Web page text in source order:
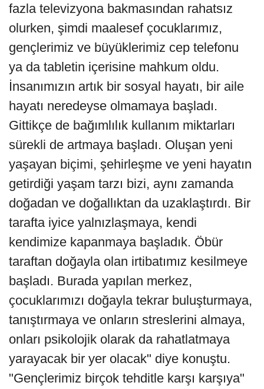
fazla televizyona bakmasından rahatsız
olurken, şimdi maalesef çocuklarımız,
gençlerimiz ve büyüklerimiz cep telefonu
ya da tabletin içerisine mahkum oldu.
İnsanımızın artık bir sosyal hayatı, bir aile
hayatı neredeyse olmamaya başladı.
Gittikçe de bağımlılık kullanım miktarları
sürekli de artmaya başladı. Oluşan yeni
yaşayan biçimi, şehirleşme ve yeni hayatın
getirdiği yaşam tarzı bizi, aynı zamanda
doğadan ve doğallıktan da uzaklaştırdı. Bir
tarafta iyice yalnızlaşmaya, kendi
kendimize kapanmaya başladık. Öbür
taraftan doğayla olan irtibatımız kesilmeye
başladı. Burada yapılan merkez,
çocuklarımızı doğayla tekrar buluşturmaya,
tanıştırmaya ve onların streslerini almaya,
onları psikolojik olarak da rahatlatmaya
yarayacak bir yer olacak" diye konuştu.
"Gençlerimiz birçok tehditle karşı karşıya"